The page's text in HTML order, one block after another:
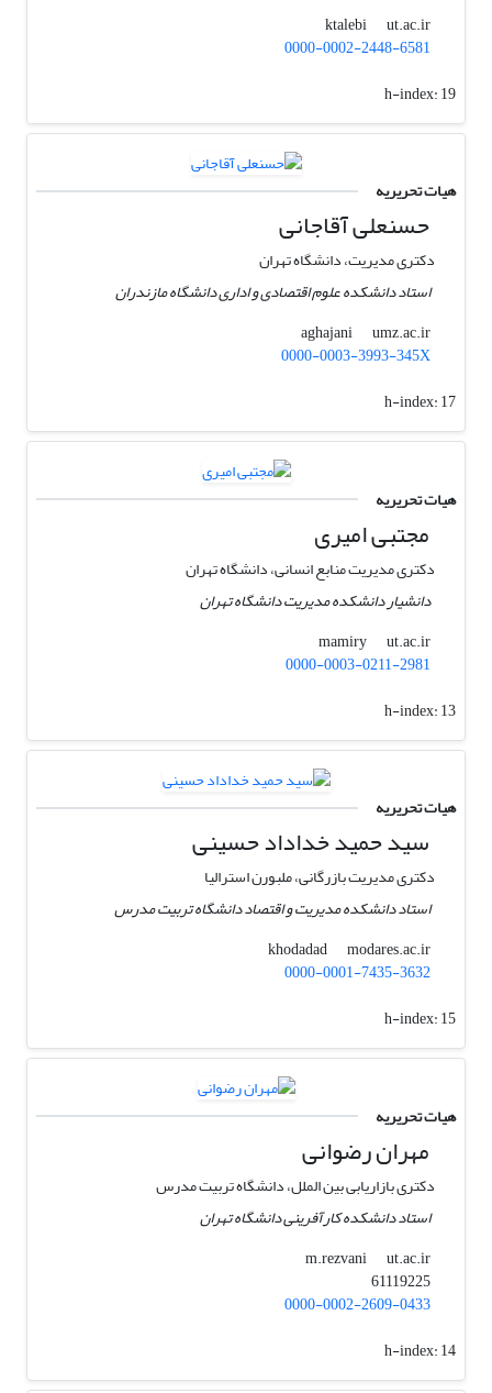
ktalebi
ut.ac.ir
0000-0002-2448-6581
h-index:19
هیات تحریریه
حسنعلی آقاجانی
دکتری مدیریت، دانشگاه تهران
استاد دانشکده علوم اقتصادی و اداری دانشگاه مازندران
aghajani
umz.ac.ir
0000-0003-3993-345X
h-index:17
هیات تحریریه
مجتبی امیری
دکتری مدیریت منابع انسانی، دانشگاه تهران
دانشیار دانشکده مدیریت دانشگاه تهران
mamiry
ut.ac.ir
0000-0003-0211-2981
h-index:13
هیات تحریریه
سید حمید خداداد حسینی
دکتری مدیریت بازرگانی، ملبورن استرالیا
استاد دانشکده مدیریت و اقتصاد دانشگاه تربیت مدرس
khodadad
modares.ac.ir
0000-0001-7435-3632
h-index:15
هیات تحریریه
مهران رضوانی
دکتری بازاریابی بین الملل، دانشگاه تربیت مدرس
استاد دانشکده کارآفرینی دانشگاه تهران
m.rezvani
ut.ac.ir
61119225
0000-0002-2609-0433
h-index:14